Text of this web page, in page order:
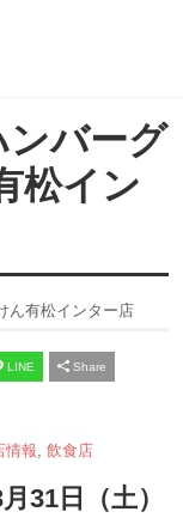
ンバーグ
松イン
ん有松インター店
LINE Share
情報 飲食店
31日（土）